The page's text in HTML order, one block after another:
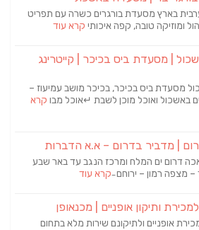
בארץ מסעדת בורגרים כשרה עם תפריט
ומוזיקה טובה, קפה איכותי קרא עוד
| מסעדת ביס בכיכר | קייטרינג
מסעדת ביס בכיכר, בכיכר מושב עמיעוז –
באשכול ואוכל מוכן לשבת ↵אוכל מבו קרא
| מדביר בדרום – א.א הדברות
דרום ים המלח ומרכז הנגב עד באר שבע
– מצפה רמון – ירוחם קרא עוד
ותיקון אופניים | מכנאופן
אופניים ולתיקונם שירות מלא בתחום